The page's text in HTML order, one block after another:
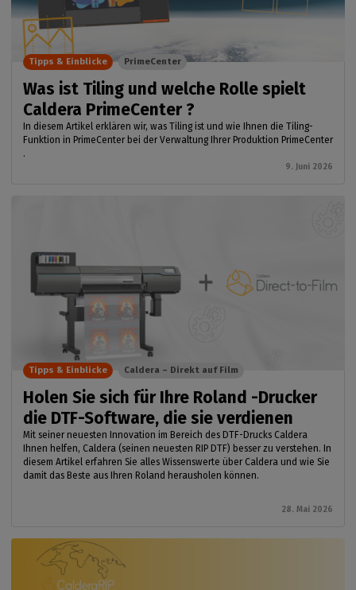
Was ist Tiling und welche Rolle spielt
Caldera PrimeCenter ?
In diesem Artikel erklären wir, was Tiling ist und wie Ihnen die Tiling-
Funktion in PrimeCenter bei der Verwaltung Ihrer Produktion PrimeCenter
.
9. Juni 2026
Tipps & Einblicke PrimeCenter
Holen Sie sich für Ihre Roland -Drucker
die DTF-Software, die sie verdienen
Mit seiner neuesten Innovation im Bereich des DTF-Drucks Caldera
Ihnen helfen, Caldera (seinen neuesten RIP DTF) besser zu verstehen. In
diesem Artikel erfahren Sie alles Wissenswerte über Caldera und wie Sie
damit das Beste aus Ihren Roland herausholen können.
28. Mai 2026
Tipps & Einblicke Caldera – Direkt auf Film